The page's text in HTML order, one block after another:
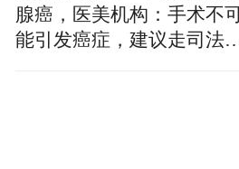
腺癌，医美机构：手术不
能引发癌症，建议走司法